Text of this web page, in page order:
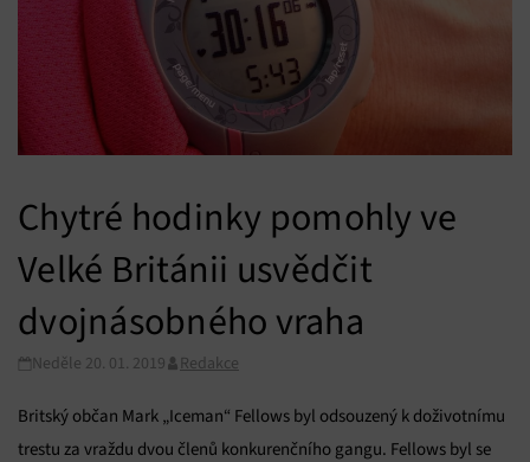
Chytré hodinky pomohly ve
Velké Británii usvědčit
dvojnásobného vraha
Neděle 20. 01. 2019 Redakce
Britský občan Mark „Iceman“ Fellows byl odsouzený k doživotnímu
trestu za vraždu dvou členů konkurenčního gangu. Fellows byl se